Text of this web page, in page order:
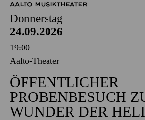
AALTO MUSIKTHEATER
Donnerstag
24.09.2026
19:00
Aalto-Theater
ÖFFENTLICHER
PROBENBESUCH
WUNDER DER